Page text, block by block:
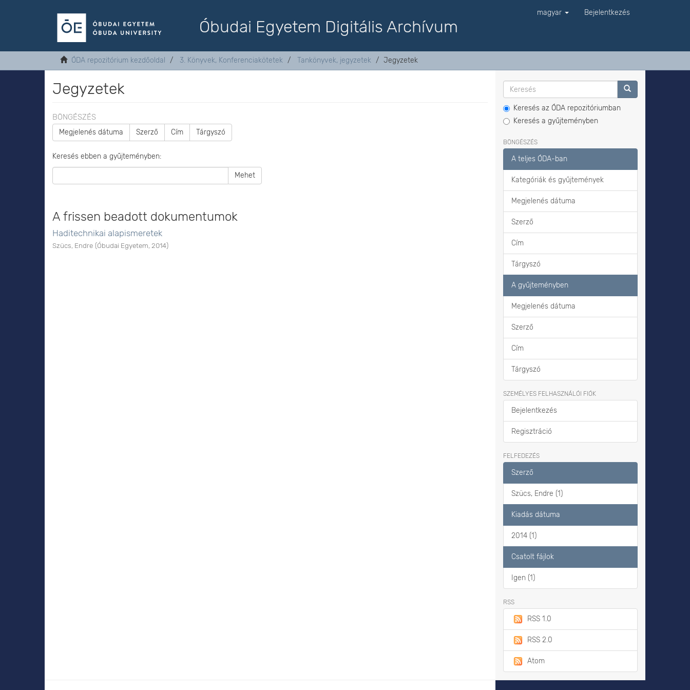
Óbudai Egyetem Digitális Archívum
magyar Bejelentkezés
ÓDA repozitórium kezdőoldal 3. Könyvek, Konferenciakötetek Tankönyvek, jegyzetek Jegyzetek
Jegyzetek
BÖNGÉSZÉS
Megjelenés dátuma Szerző Cím Tárgyszó
Keresés ebben a gyűjteményben:
Mehet
A frissen beadott dokumentumok
Haditechnikai alapismeretek
Szücs, Endre (Óbudai Egyetem 2014)
Keresés az ÓDA repozitóriumban
Keresés a gyűjteményben
BÖNGÉSZÉS
A teljes ÓDA-ban
Kategóriák és gyűjtemények
Megjelenés dátuma
Szerző
Cím
Tárgyszó
A gyűjteményben
Megjelenés dátuma
Szerző
Cím
Tárgyszó
SZEMÉLYES FELHASZNÁLÓI FIÓK
Bejelentkezés
Regisztráció
FELFEDEZÉS
Szerző
Szücs, Endre (1)
Kiadás dátuma
2014 (1)
Csatolt fájlok
Igen (1)
RSS
RSS 1.0
RSS 2.0
Atom